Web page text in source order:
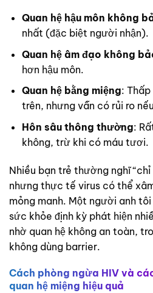
Quan hệ hậu môn không
nhất (đặc biệt người nhận).
Quan hệ âm đạo không
hơn hậu môn.
Quan hệ bằng miệng:
trên, nhưng vẫn có rủi ro
Hôn sâu thông thường:
không, trừ khi có máu tươi.
Nhiều bạn trẻ thường nghĩ
nhưng thực tế virus có thể
mỏng manh. Một người anh
sức khỏe định kỳ phát hiện
nhờ quan hệ không an toàn,
không dùng barrier.
Cách phòng ngừa HIV và
quan hệ miệng hiệu quả